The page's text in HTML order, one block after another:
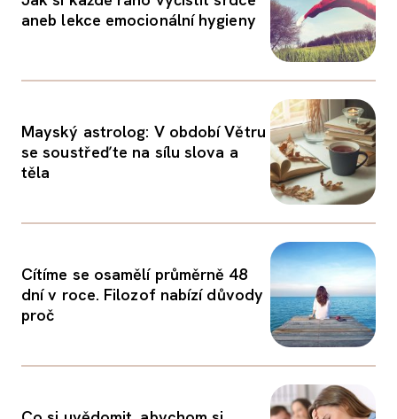
aneb lekce emocionální hygieny
Mayský astrolog: V období Větru
se soustřeďte na sílu slova a
těla
Cítíme se osamělí průměrně 48
dní v roce. Filozof nabízí důvody
proč